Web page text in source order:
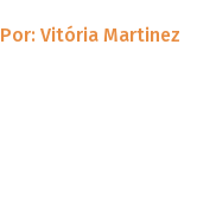
Por: Vitória Martinez